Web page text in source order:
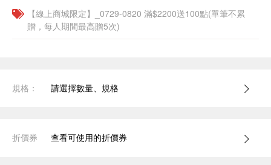
【線上商城限定】_0729-0820 滿$2200送100點(單筆不累
贈，每人期間最高贈5次)
規格： 請選擇數量、規格
折價券 查看可使用的折價券